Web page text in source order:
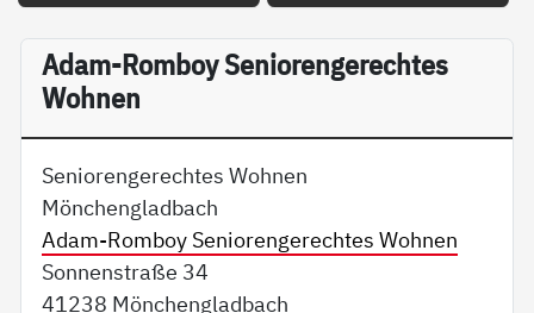
Adam-Romboy Seniorengerechtes
Wohnen
Seniorengerechtes Wohnen
Mönchengladbach
Adam-Romboy Seniorengerechtes Wohnen
Sonnenstraße 34
41238 Mönchengladbach